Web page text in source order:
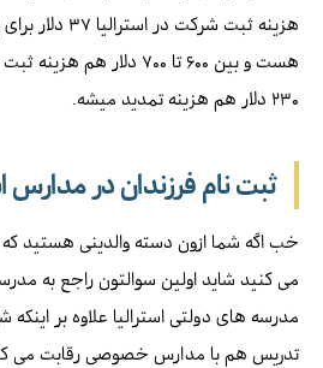
هزینه ثبت شرکت
هست و بین ۶۰۰ تا ۷۰۰
۲۳۰ دلار هم هزینه تمدید میشه.
ثبت نام فرزندان در مدارس
خب اگه شما ازون دسته والدینی هستید که
می کنید شاید اولین سوالتون راجع به
مدرسه های دولتی استرالیا علاوه بر اینکه
تدریس هم با مدارس خصوصی رقابت می